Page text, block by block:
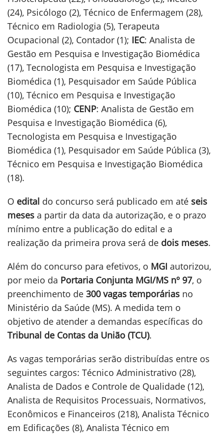
(24), Psicólogo (2), Técnico de Enfermagem (28),
Técnico em Radiologia (5), Terapeuta
Ocupacional (2), Contador (1); IEC: Analista de
Gestão em Pesquisa e Investigação Biomédica
(17), Tecnologista em Pesquisa e Investigação
Biomédica (1), Pesquisador em Saúde Pública
(10), Técnico em Pesquisa e Investigação
Biomédica (10); CENP: Analista de Gestão em
Pesquisa e Investigação Biomédica (6),
Tecnologista em Pesquisa e Investigação
Biomédica (1), Pesquisador em Saúde Pública (3),
Técnico em Pesquisa e Investigação Biomédica
(18).
O edital do concurso será publicado em até seis
meses a partir da data da autorização, e o prazo
mínimo entre a publicação do edital e a
realização da primeira prova será de dois meses.
Além do concurso para efetivos, o MGI autorizou,
por meio da Portaria Conjunta MGI/MS nº 97, o
preenchimento de 300 vagas temporárias no
Ministério da Saúde (MS). A medida tem o
objetivo de atender a demandas específicas do
Tribunal de Contas da União (TCU).
As vagas temporárias serão distribuídas entre os
seguintes cargos: Técnico Administrativo (28),
Analista de Dados e Controle de Qualidade (12),
Analista de Requisitos Processuais, Normativos,
Econômicos e Financeiros (218), Analista Técnico
em Edificações (8), Analista Técnico em